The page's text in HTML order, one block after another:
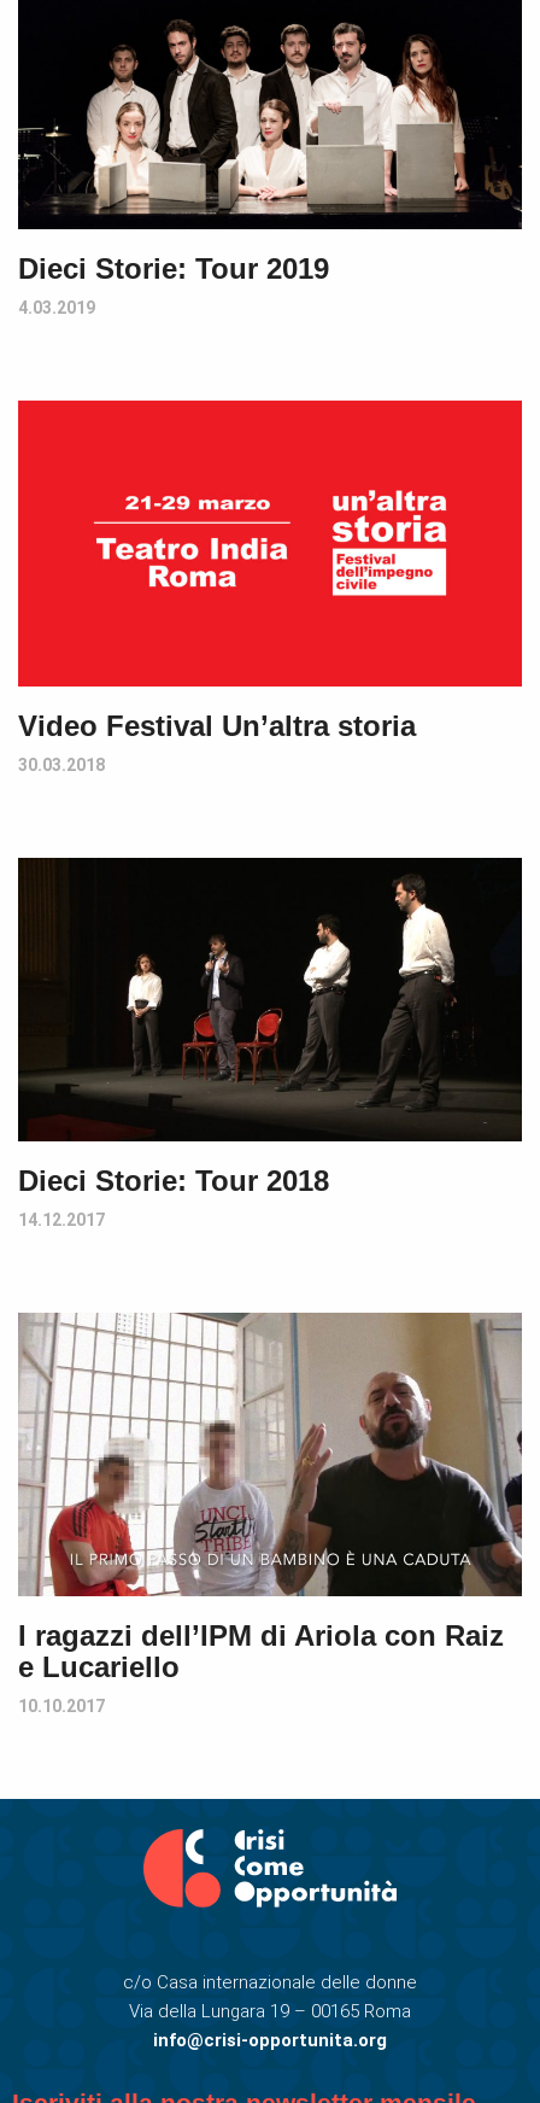
Dieci Storie: Tour 2019
4.03.2019
Video Festival Un’altra storia
30.03.2018
Dieci Storie: Tour 2018
14.12.2017
I ragazzi dell’IPM di Ariola con Raiz
e Lucariello
10.10.2017
c/o Casa internazionale delle donne
Via della Lungara 19 – 00165 Roma
info@crisi-opportunita.org